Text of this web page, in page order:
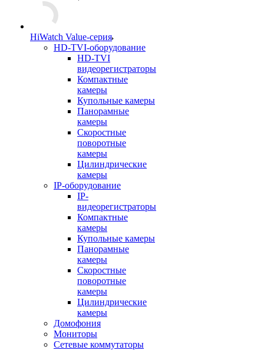
HiWatch Value-серия
HD-TVI-оборудование
HD-TVI
видеорегистраторы
Компактные
камеры
Купольные камеры
Панорамные
камеры
Скоростные
поворотные
камеры
Цилиндрические
камеры
IP-оборудование
IP-
видеорегистраторы
Компактные
камеры
Купольные камеры
Панорамные
камеры
Скоростные
поворотные
камеры
Цилиндрические
камеры
Домофония
Мониторы
Сетевые коммутаторы